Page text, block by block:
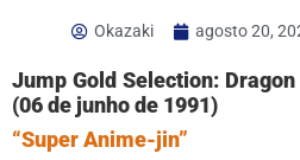
Okazaki agosto 20,
Jump Gold Selection:
(06 de junho de 1991)
“Super Anime-jin”